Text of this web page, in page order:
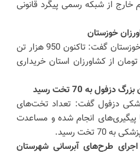
از شبکه رسمی پیگرد قانونی
مدیرکل غله و خدمات بازرگانی خوزستان گفت: تاکنون 950 هزار تن
میلیارد تومان از کشاورزان استان خریداری
به 70 تخت رسید
دزفول گفت: تعداد تخت‌های
پیگیری‌های انجام شده و مساعدت
تخت رسید.
اجرای طرح‌های آبرسانی شهرستان